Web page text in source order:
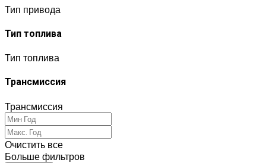
Тип привода
Тип топлива
Тип топлива
Трансмиссия
Трансмиссия
Очистить все
Больше фильтров